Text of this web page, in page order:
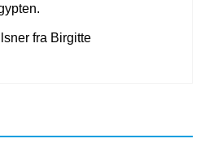
fra Birgitte